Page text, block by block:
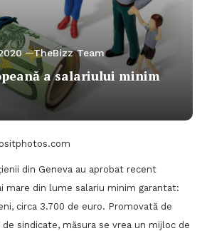
TheBizz Team
a salariului minim
din Geneva au aprobat recent
mare din lume salariu minim garantat:
circa 3.700 de euro. Promovată de
sindicate, măsura se vrea un mijloc de